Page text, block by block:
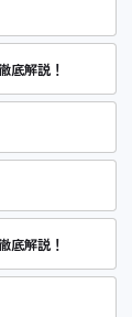
底解説！
底解説！